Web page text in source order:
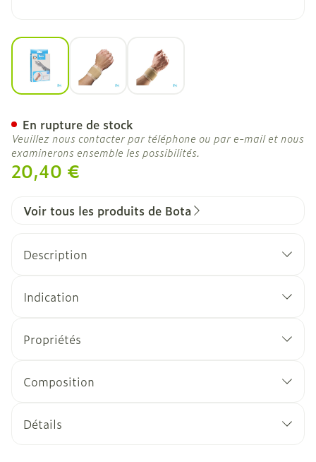
View larger imageView larger imageView larger image
20,40 €
En rupture de stock
Veuillez nous contacter par téléphone ou par e-mail et nous
examinerons ensemble les possibilités.
Voir tous les produits de Bota
Description
Indication
Propriétés
Simple ou double velcro
Composition
Détails